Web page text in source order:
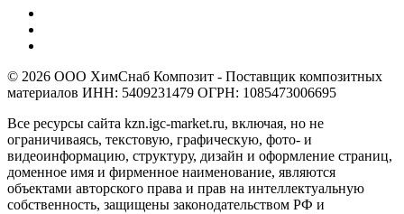
© 2026 ООО ХимСнаб Композит - Поставщик композитных
материалов ИНН: 5409231479 ОГРН: 1085473006695
Все ресурсы сайта kzn.igc-market.ru, включая, но не
ограничиваясь, текстовую, графическую, фото- и
видеоинформацию, структуру, дизайн и оформление страниц,
доменное имя и фирменное наименование, являются
объектами авторского права и прав на интеллектуальную
собственность, защищены законодательством РФ и